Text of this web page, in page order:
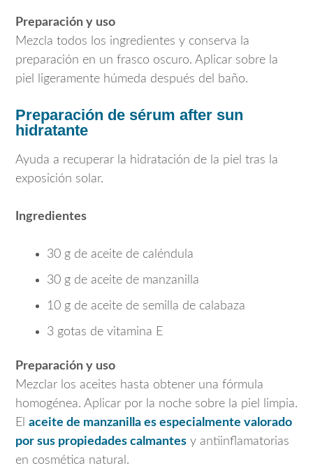
Preparación y uso
Mezcla todos los ingredientes y conserva la
preparación en un frasco oscuro. Aplicar sobre la
piel ligeramente húmeda después del baño.
Preparación de sérum after sun
hidratante
Ayuda a recuperar la hidratación de la piel tras la
exposición solar.
Ingredientes
30 g de aceite de caléndula
30 g de aceite de manzanilla
10 g de aceite de semilla de calabaza
3 gotas de vitamina E
Preparación y uso
Mezclar los aceites hasta obtener una fórmula
homogénea. Aplicar por la noche sobre la piel limpia.
El aceite de manzanilla es especialmente valorado
por sus propiedades calmantes y antiinflamatorias
en cosmética natural.